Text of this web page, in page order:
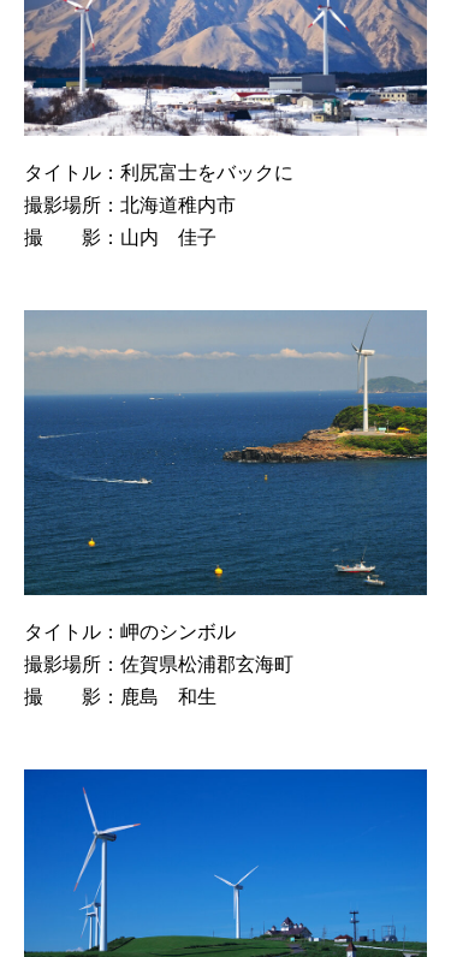
タイトル：利尻富士をバックに
撮影場所：北海道稚内市
撮 影：山内 佳子
タイトル：岬のシンボル
撮影場所：佐賀県松浦郡玄海町
撮 影：鹿島 和生